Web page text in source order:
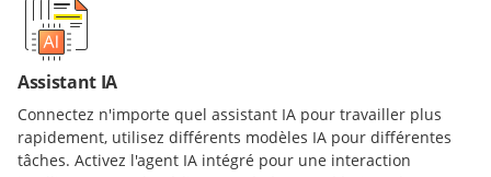
Assistant IA
Connectez n'importe quel assistant IA pour travailler plus
rapidement, utilisez différents modèles IA pour différentes
tâches. Activez l'agent IA intégré pour une interaction